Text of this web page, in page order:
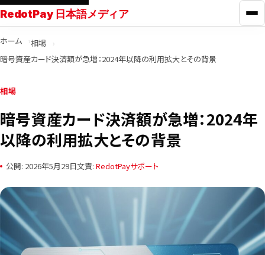
RedotPay 日本語メディア メ
RedotPayガイド
カード比較
学ぶ
ニュース
ツール
お問い合わせ
ホーム
相場
暗号資産カード決済額が急増：2024年以降の利用拡大とその背景
相場
暗号資産カード決済額が急増：2024年
以降の利用拡大とその背景
公開: 2026年5月29日文責: RedotPayサポート